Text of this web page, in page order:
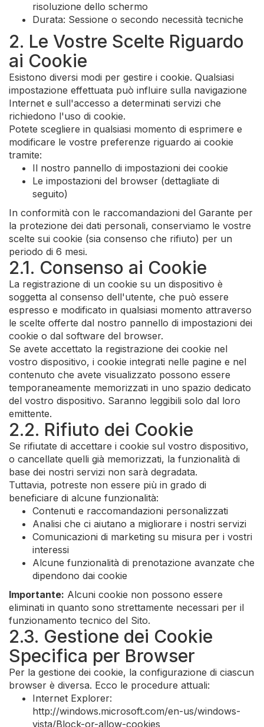
risoluzione dello schermo
Durata: Sessione o secondo necessità tecniche
2. Le Vostre Scelte Riguardo
ai Cookie
Esistono diversi modi per gestire i cookie. Qualsiasi
impostazione effettuata può influire sulla navigazione
Internet e sull'accesso a determinati servizi che
richiedono l'uso di cookie.
Potete scegliere in qualsiasi momento di esprimere e
modificare le vostre preferenze riguardo ai cookie
tramite:
Il nostro pannello di impostazioni dei cookie
Le impostazioni del browser (dettagliate di
seguito)
In conformità con le raccomandazioni del Garante per
la protezione dei dati personali, conserviamo le vostre
scelte sui cookie (sia consenso che rifiuto) per un
periodo di 6 mesi.
2.1. Consenso ai Cookie
La registrazione di un cookie su un dispositivo è
soggetta al consenso dell'utente, che può essere
espresso e modificato in qualsiasi momento attraverso
le scelte offerte dal nostro pannello di impostazioni dei
cookie o dal software del browser.
Se avete accettato la registrazione dei cookie nel
vostro dispositivo, i cookie integrati nelle pagine e nel
contenuto che avete visualizzato possono essere
temporaneamente memorizzati in uno spazio dedicato
del vostro dispositivo. Saranno leggibili solo dal loro
emittente.
2.2. Rifiuto dei Cookie
Se rifiutate di accettare i cookie sul vostro dispositivo,
o cancellate quelli già memorizzati, la funzionalità di
base dei nostri servizi non sarà degradata.
Tuttavia, potreste non essere più in grado di
beneficiare di alcune funzionalità:
Contenuti e raccomandazioni personalizzati
Analisi che ci aiutano a migliorare i nostri servizi
Comunicazioni di marketing su misura per i vostri
interessi
Alcune funzionalità di prenotazione avanzate che
dipendono dai cookie
Importante: Alcuni cookie non possono essere
eliminati in quanto sono strettamente necessari per il
funzionamento tecnico del Sito.
2.3. Gestione dei Cookie
Specifica per Browser
Per la gestione dei cookie, la configurazione di ciascun
browser è diversa. Ecco le procedure attuali:
Internet Explorer:
http://windows.microsoft.com/en-us/windows-
vista/Block-or-allow-cookies